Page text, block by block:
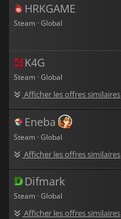
HRKGAME
Steam · Global
K4G
Steam · Global
Afficher les offres similaires
Eneba
Steam · Global
Afficher les offres similaires
Difmark
Steam · Global
Afficher les offres similaires